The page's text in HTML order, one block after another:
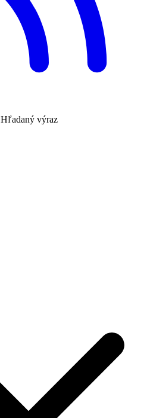
Hľadaný výraz